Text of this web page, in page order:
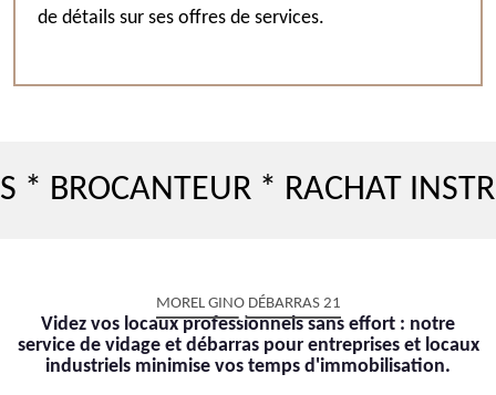
de détails sur ses offres de services.
* RACHAT
MOREL GINO DÉBARRAS 21
Videz vos locaux professionnels sans effort : notre
service de vidage et débarras pour entreprises et locaux
industriels minimise vos temps d'immobilisation.